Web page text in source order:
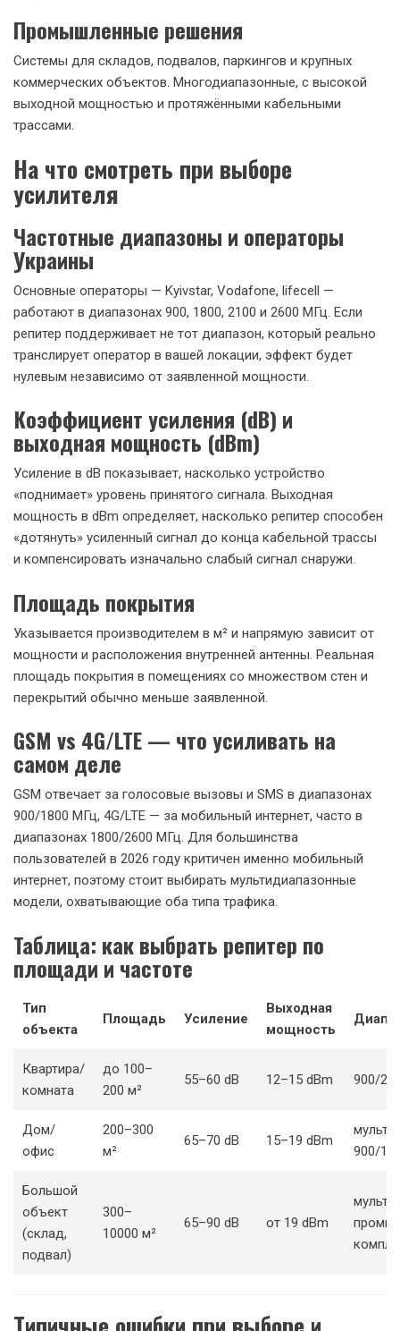
Промышленные решения
Системы для складов, подвалов, паркингов и крупных
коммерческих объектов. Многодиапазонные, с высокой
выходной мощностью и протяжёнными кабельными
трассами.
На что смотреть при выборе
усилителя
Частотные диапазоны и операторы
Украины
Основные операторы — Kyivstar, Vodafone, lifecell —
работают в диапазонах 900, 1800, 2100 и 2600 МГц. Если
репитер поддерживает не тот диапазон, который реально
транслирует оператор в вашей локации, эффект будет
нулевым независимо от заявленной мощности.
Коэффициент усиления (dB) и
выходная мощность (dBm)
Усиление в dB показывает, насколько устройство
«поднимает» уровень принятого сигнала. Выходная
мощность в dBm определяет, насколько репитер способен
«дотянуть» усиленный сигнал до конца кабельной трассы
и компенсировать изначально слабый сигнал снаружи.
Площадь покрытия
Указывается производителем в м² и напрямую зависит от
мощности и расположения внутренней антенны. Реальная
площадь покрытия в помещениях со множеством стен и
перекрытий обычно меньше заявленной.
GSM vs 4G/LTE — что усиливать на
самом деле
GSM отвечает за голосовые вызовы и SMS в диапазонах
900/1800 МГц, 4G/LTE — за мобильный интернет, часто в
диапазонах 1800/2600 МГц. Для большинства
пользователей в 2026 году критичен именно мобильный
интернет, поэтому стоит выбирать мультидиапазонные
модели, охватывающие оба типа трафика.
Таблица: как выбрать репитер по
площади и частоте
Тип
объекта
Площадь Усиление
Выходная
мощность
Квартира/
комната
до 100–
200 м²
55–60 dB 12–15 dBm 900/
Дом/
офис
200–300
м²
65–70 dB 15–19 dBm
900/
Большой
объект
(склад,
подвал)
300–
10000 м²
65–90 dB от 19 dBm